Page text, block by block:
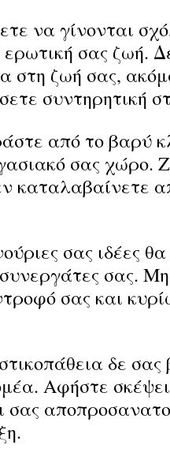
να γίνονται
σας ζωή.
στη ζωή σας,
συντηρητική
από το βαρύ
σας χώρο.
καταλαβαίνετε
σας ιδέες
συνεργάτες σας.
σας και
δε σας
Αφήστε
σας